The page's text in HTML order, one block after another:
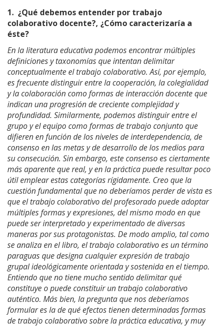
1. ¿Qué debemos entender por trabajo
colaborativo docente?, ¿Cómo caracterizaría a
éste?
En la literatura educativa podemos encontrar múltiples
definiciones y taxonomías que intentan delimitar
conceptualmente el trabajo colaborativo. Así, por ejemplo,
es frecuente distinguir entre la cooperación, la colegialidad
y la colaboración como formas de interacción docente que
indican una progresión de creciente complejidad y
profundidad. Similarmente, podemos distinguir entre el
grupo y el equipo como formas de trabajo conjunto que
difieren en función de los niveles de interdependencia, de
consenso en las metas y de desarrollo de los medios para
su consecución. Sin embargo, este consenso es ciertamente
más aparente que real, y en la práctica puede resultar poco
útil emplear estas categorías rígidamente. Creo que la
cuestión fundamental que no deberíamos perder de vista es
que el trabajo colaborativo del profesorado puede adoptar
múltiples formas y expresiones, del mismo modo en que
puede ser interpretado y experimentado de diversas
maneras por sus protagonistas. De modo amplio, tal como
se analiza en el libro, el trabajo colaborativo es un término
paraguas que designa cualquier expresión de trabajo
grupal ideológicamente orientada y sostenida en el tiempo.
Entiendo que no tiene mucho sentido delimitar qué
constituye o puede constituir un trabajo colaborativo
auténtico. Más bien, la pregunta que nos deberíamos
formular es la de qué efectos tienen determinadas formas
de trabajo colaborativo sobre la práctica educativa, y muy